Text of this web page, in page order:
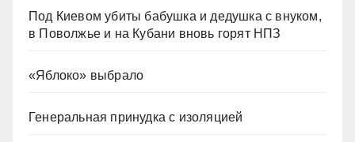
Под Киевом убиты бабушка и дедушка с внуком,
в Поволжье и на Кубани вновь горят НПЗ
«Яблоко» выбрало
Генеральная принудка с изоляцией